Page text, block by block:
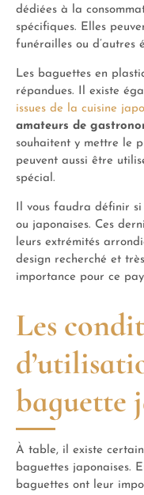
dédiées à la
spécifiques. Elles
funérailles ou d’autres
Les baguettes en
répandues. Il existe
issues de la cuisine
amateurs de
souhaitent y mettre le
peuvent aussi être
spécial.
Il vous faudra définir si
ou japonaises. Ces
leurs extrémités
design recherché et
importance pour ce
Les
baguette
À table, il existe
baguettes japonaises.
baguettes ont leur